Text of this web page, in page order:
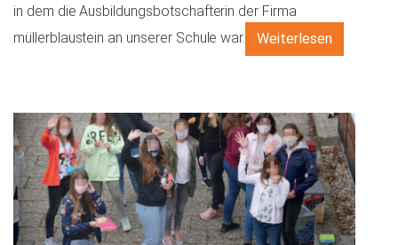
in dem die Ausbildungsbotschafterin der Firma
müllerblaustein an unserer Schule war.
Weiterlesen